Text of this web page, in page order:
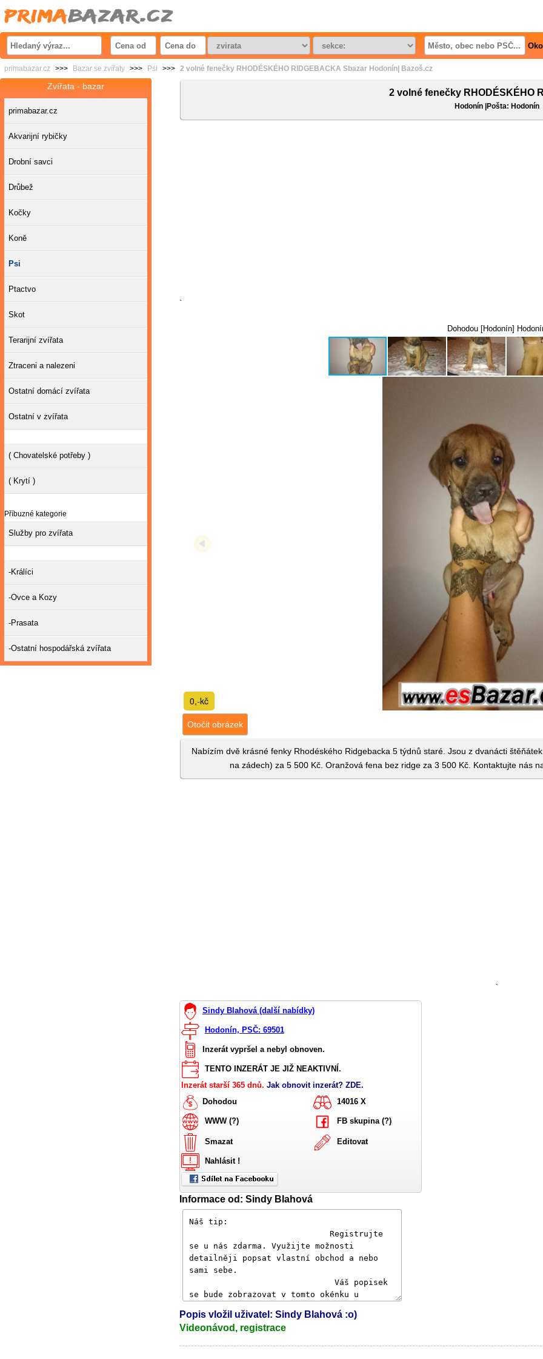
primabazar.cz >>> Bazar se zvířaty >>> Psi >>> 2 volné fenečky RHODÉSKÉHO RIDGEBACKA Sbazar Hodonín| Bazoš.cz
2 volné fenečky RHODÉSKÉHO
Hodonín |Pošta: Hodonín
`
Dohodou [Hodonín]
0,-kč
Otočit obrázek
Nabízím dvě krásné fenky Rhodéského Ridgebacka 5 týdnů staré. Jsou z dvanácti
na zádech) za 5 500 Kč. Oranžová fena bez ridge za 3 500 Kč. Kontaktujte nás
`
Sindy Blahová (další nabídky)
Hodonín, PSČ: 69501
Inzerát vypršel a nebyl obnoven.
TENTO INZERÁT JE JIŽ NEAKTIVNÍ.
Inzerát starší 365 dnů. Jak obnovit inzerát? ZDE.
Dohodou
14016 X
WWW (?) FB skupina (?)
Smazat Editovat
Nahlásit !
Informace od: Sindy Blahová
Popis vložil uživatel: Sindy Blahová :o)
Videonávod, registrace
Zvířata - bazar
primabazar.cz
Akvarijní rybičky
Drobní savci
Drůbež
Kočky
Koně
Psi
Ptactvo
Skot
Terarijní zvířata
Ztraceni a nalezeni
Ostatní domácí zvířata
Ostatní v zvířata
( Chovatelské potřeby )
( Krytí )
Příbuzné kategorie
Služby pro zvířata
-Králíci
-Ovce a Kozy
-Prasata
-Ostatní hospodářská zvířata